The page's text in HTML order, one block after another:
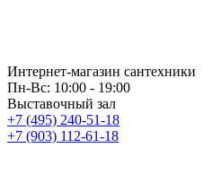
Интернет-магазин сантехники
Пн-Вс: 10:00 - 19:00
Выставочный зал
+7 (495) 240-51-18
+7 (903) 112-61-18